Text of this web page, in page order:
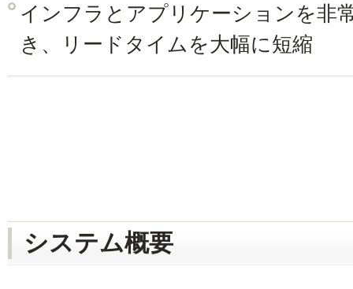
インフラとアプリケーションを非
き、リードタイムを大幅に短縮
システム概要